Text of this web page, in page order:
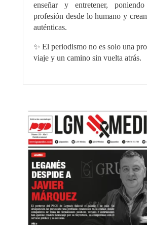
enseñar y entretener,
profesión desde lo humano y
auténticas.
✨ El periodismo no es solo una
viaje y un camino sin vuelta atrás.